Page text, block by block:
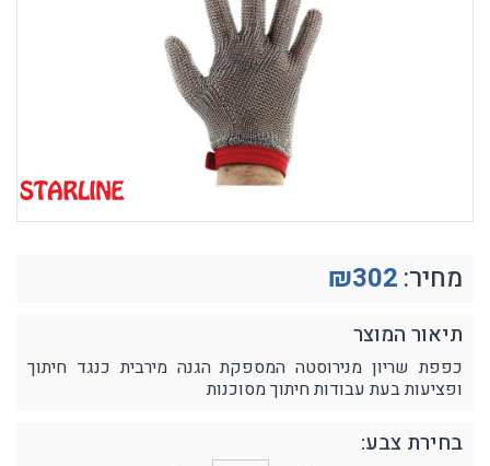
מחיר: 302
₪
תיאור המוצר
כפפת שריון מנירוסטה המספקת הגנה מירבית כנגד חיתוך
ופציעות בעת עבודות חיתוך מסוכנות
בחירת צבע: